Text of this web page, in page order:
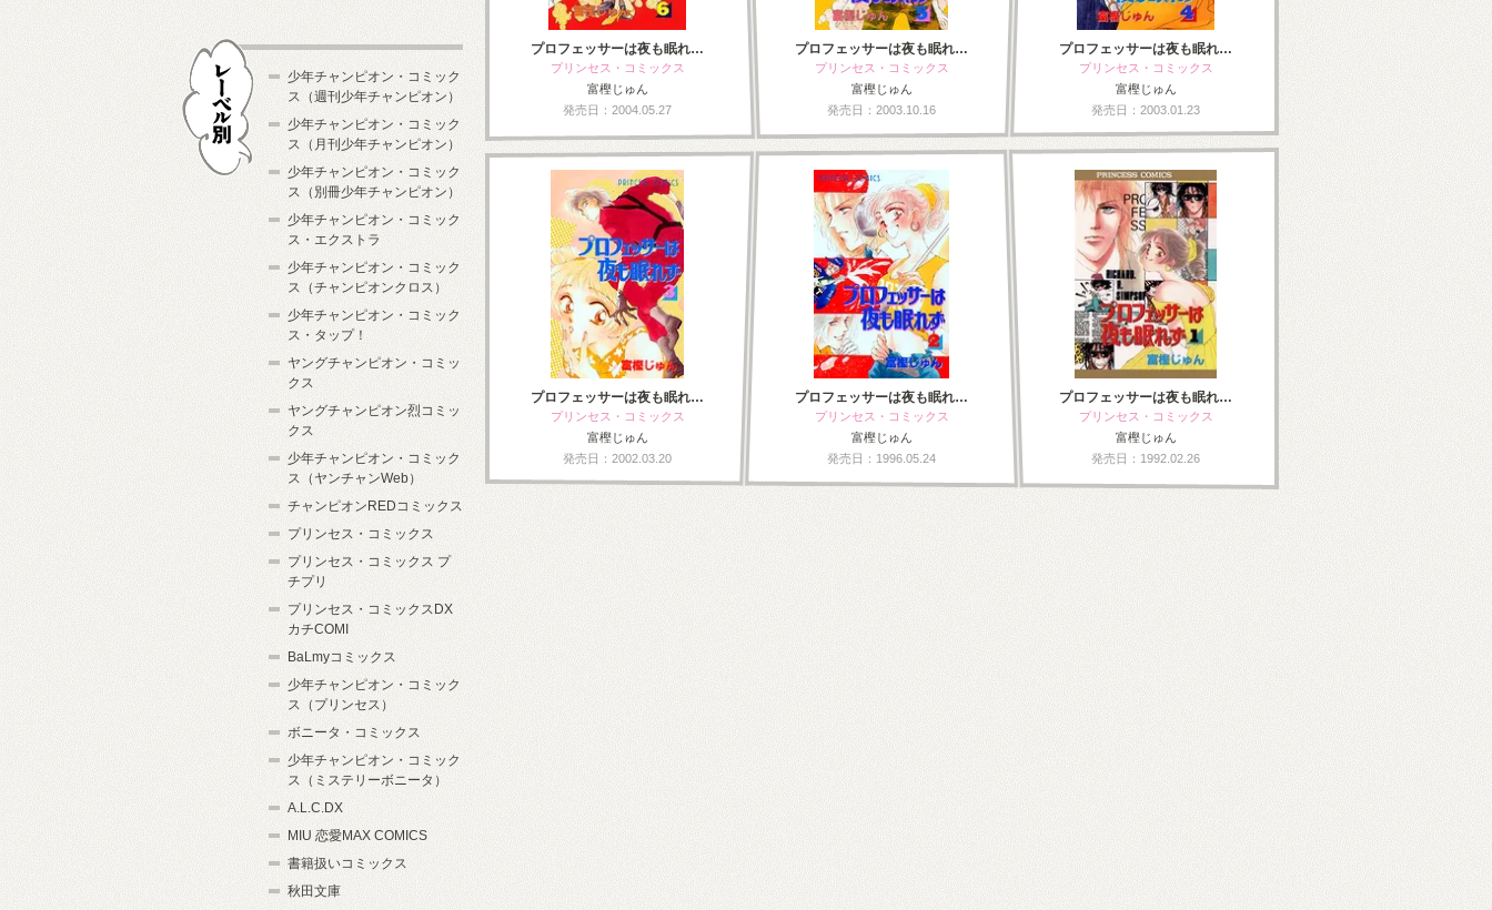
プロフェッサーは夜も眠れ…
プリンセス・コミックス
富樫じゅん
発売日：2004.05.27
プロフェッサーは夜も眠れ…
プリンセス・コミックス
富樫じゅん
発売日：2003.10.16
プロフェッサーは夜も眠れ…
プリンセス・コミックス
富樫じゅん
発売日：2003.01.23
プロフェッサーは夜も眠れ…
プリンセス・コミックス
富樫じゅん
発売日：2002.03.20
プロフェッサーは夜も眠れ…
プリンセス・コミックス
富樫じゅん
発売日：1996.05.24
プロフェッサーは夜も眠れ…
プリンセス・コミックス
富樫じゅん
発売日：1992.02.26
少年チャンピオン・コミック
ス（週刊少年チャンピオン）
少年チャンピオン・コミック
ス（月刊少年チャンピオン）
少年チャンピオン・コミック
ス（別冊少年チャンピオン）
少年チャンピオン・コミック
ス・エクストラ
少年チャンピオン・コミック
ス（チャンピオンクロス）
少年チャンピオン・コミック
ス・タップ！
ヤングチャンピオン・コミッ
クス
ヤングチャンピオン烈コミッ
クス
少年チャンピオン・コミック
ス（ヤンチャンWeb）
チャンピオンREDコミックス
プリンセス・コミックス
プリンセス・コミックス プ
チプリ
プリンセス・コミックスDX
カチCOMI
BaLmyコミックス
少年チャンピオン・コミック
ス（プリンセス）
ボニータ・コミックス
少年チャンピオン・コミック
ス（ミステリーボニータ）
A.L.C.DX
MIU 恋愛MAX COMICS
書籍扱いコミックス
秋田文庫